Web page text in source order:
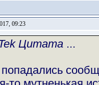
09:23
Цитата ...